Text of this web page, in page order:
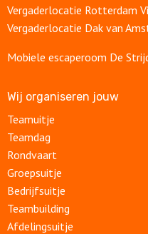
Vergaderlocatie Rotterdam
Vergaderlocatie Dak van
Mobiele escaperoom De
Wij organiseren jouw
Teamuitje
Teamdag
Rondvaart
Groepsuitje
Bedrijfsuitje
Teambuilding
Afdelingsuitje